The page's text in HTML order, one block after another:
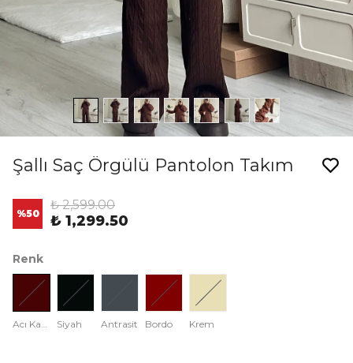
Şallı Saç Örgülü Pantolon Takım
%50
₺ 2,599.00
₺ 1,299.50
Renk
Acı Kahve Siyah Antrasit Bordo Krem